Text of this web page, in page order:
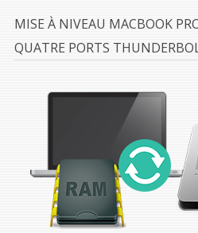
MISE À NIVEAU MACBOOK
QUATRE PORTS